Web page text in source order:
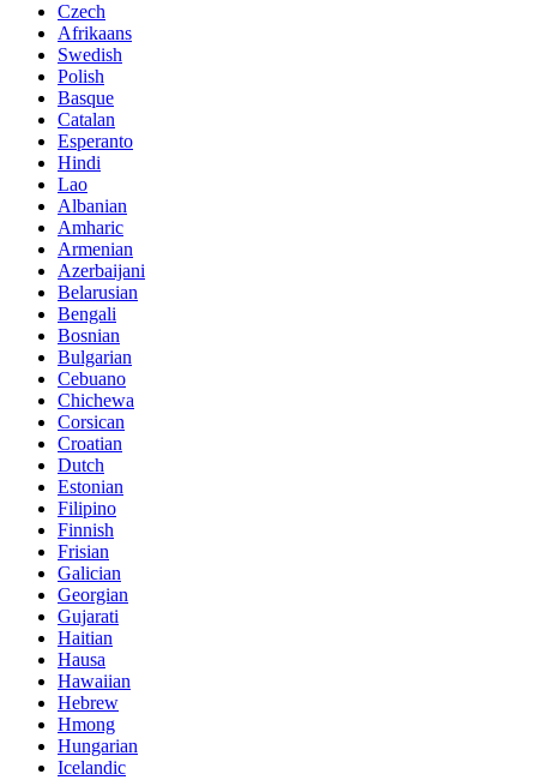
Czech
Afrikaans
Swedish
Polish
Basque
Catalan
Esperanto
Hindi
Lao
Albanian
Amharic
Armenian
Azerbaijani
Belarusian
Bengali
Bosnian
Bulgarian
Cebuano
Chichewa
Corsican
Croatian
Dutch
Estonian
Filipino
Finnish
Frisian
Galician
Georgian
Gujarati
Haitian
Hausa
Hawaiian
Hebrew
Hmong
Hungarian
Icelandic